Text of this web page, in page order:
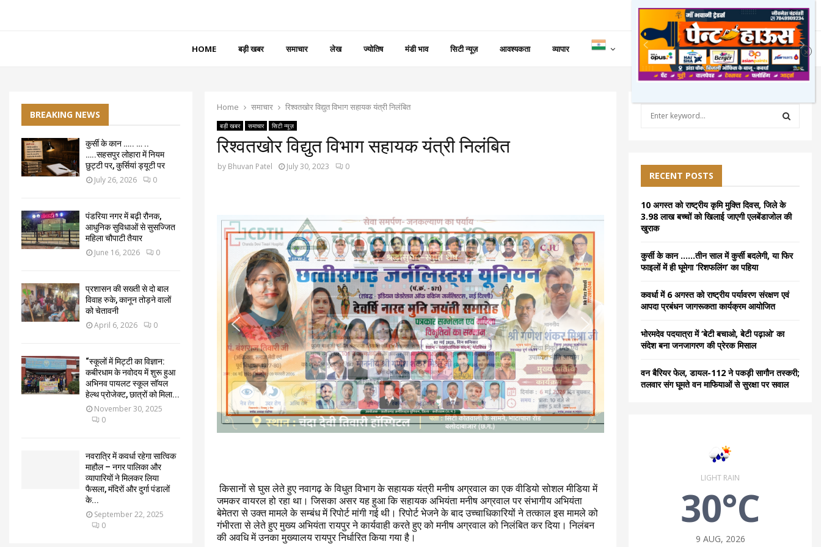
HOME बड़ी खबर समाचार लेख ज्योतिष मंडी भाव सिटी न्यूज़ आवश्यकता व्यापार
Home समाचार रिश्वतखोर विद्युत विभाग सहायक यंत्री निलंबित
बड़ी खबर समाचार सिटी न्यूज़
रिश्वतखोर विद्युत विभाग सहायक यंत्री निलंबित
by Bhuvan Patel July 30, 2023 0
किसानों से घुस लेते हुए नवागढ़ के विधुत विभाग के सहायक यंत्री मनीष अग्रवाल का एक वीडियो सोशल मीडिया में
जमकर वायरल हो रहा था। जिसका असर यह हुआ कि सहायक अभियंता मनीष अग्रवाल पर संभागीय अभियंता
बेमेतरा से उक्त मामले के सम्बंध में रिपोर्ट मांगी गई थी। रिपोर्ट भेजने के बाद उच्चाधिकारियों ने तत्काल इस मामले को
गंभीरता से लेते हुए मुख्य अभियंता रायपुर ने कार्यवाही करते हुए को मनीष अग्रवाल को निलंबित कर दिया। निलंबन
की अवधि में उनका मुख्यालय रायपुर निर्धारित किया गया है।
BREAKING NEWS
कुर्सी के कान ….. … ..
…..सहसपुर लोहारा में नियम
छुट्टी पर, कुर्सियां ड्यूटी पर
July 26, 2026 0
पंडरिया नगर में बढ़ी रौनक,
आधुनिक सुविधाओं से सुसज्जित
महिला चौपाटी तैयार
June 16, 2026 0
प्रशासन की सख्ती से दो बाल
विवाह रुके, कानून तोड़ने वालों
को चेतावनी
April 6, 2026 0
“स्कूलों में मिट्टी का विज्ञान:
कबीरधाम के नवोदय में शुरू हुआ
अभिनव पायलट स्कूल सॉयल
हेल्थ प्रोजेक्ट, छात्रों को मिला...
November 30, 2025
0
नवरात्रि में कवर्धा रहेगा सात्विक
माहौल – नगर पालिका और
व्यापारियों ने मिलकर लिया
फैसला, मंदिरों और दुर्गा पंडालों
के...
September 22, 2025
0
f
o
r
:
R
H
RECENT POSTS
10 अगस्त को राष्ट्रीय कृमि मुक्ति दिवस, जिले के
3.98 लाख बच्चों को खिलाई जाएगी एलबेंडाजोल की
खुराक
कुर्सी के कान ……तीन साल में कुर्सी बदलेगी, या फिर
फाइलों में ही घूमेगा ‘रिशफलिंग’ का पहिया
कवर्धा में 6 अगस्त को राष्ट्रीय पर्यावरण संरक्षण एवं
आपदा प्रबंधन जागरूकता कार्यक्रम आयोजित
भोरमदेव पदयात्रा में ‘बेटी बचाओ, बेटी पढ़ाओ’ का
संदेश बना जनजागरण की प्रेरक मिसाल
वन बैरियर फेल, डायल-112 ने पकड़ी सागौन तस्करी;
तलवार संग घूमते वन माफियाओं से सुरक्षा पर सवाल
LIGHT RAIN
30°C
9 AUG, 2026